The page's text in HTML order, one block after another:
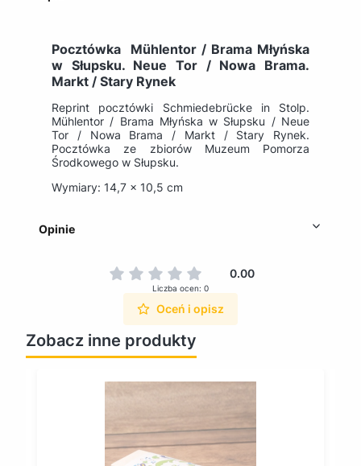
Pocztówka Mühlentor / Brama Młyńska
w Słupsku. Neue Tor / Nowa Brama.
Markt / Stary Rynek
Reprint pocztówki Schmiedebrücke in Stolp.
Mühlentor / Brama Młyńska w Słupsku / Neue
Tor / Nowa Brama / Markt / Stary Rynek.
Pocztówka ze zbiorów Muzeum Pomorza
Środkowego w Słupsku.
Wymiary: 14,7 x 10,5 cm
Opinie
0.00
Liczba ocen: 0
Oceń i opisz
Zobacz inne produkty